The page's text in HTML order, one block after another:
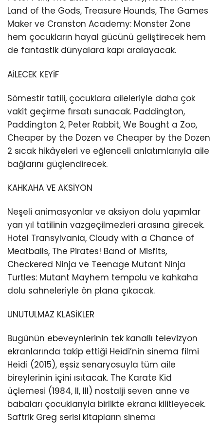
Land of the Gods, Treasure Hounds, The Games
Maker ve Cranston Academy: Monster Zone
hem çocukların hayal gücünü geliştirecek hem
de fantastik dünyalara kapı aralayacak.
AİLECEK KEYİF
Sömestir tatili, çocuklara aileleriyle daha çok
vakit geçirme fırsatı sunacak. Paddington,
Paddington 2, Peter Rabbit, We Bought a Zoo,
Cheaper by the Dozen ve Cheaper by the Dozen
2 sıcak hikâyeleri ve eğlenceli anlatımlarıyla aile
bağlarını güçlendirecek.
KAHKAHA VE AKSİYON
Neşeli animasyonlar ve aksiyon dolu yapımlar
yarı yıl tatilinin vazgeçilmezleri arasına girecek.
Hotel Transylvania, Cloudy with a Chance of
Meatballs, The Pirates! Band of Misfits,
Checkered Ninja ve Teenage Mutant Ninja
Turtles: Mutant Mayhem tempolu ve kahkaha
dolu sahneleriyle ön plana çıkacak.
UNUTULMAZ KLASİKLER
Bugünün ebeveynlerinin tek kanallı televizyon
ekranlarında takip ettiği Heidi’nin sinema filmi
Heidi (2015), eşsiz senaryosuyla tüm aile
bireylerinin içini ısıtacak. The Karate Kid
üçlemesi (1984, II, III) nostalji seven anne ve
babaları çocuklarıyla birlikte ekrana kilitleyecek.
Saftrik Greg serisi kitapların sinema